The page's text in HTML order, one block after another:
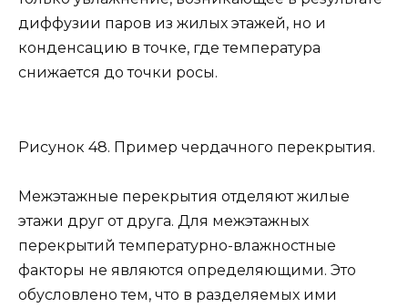
диффузии паров из жилых этажей, но и
конденсацию в точке, где температура
снижается до точки росы.
Рисунок 48. Пример чердачного перекрытия.
Межэтажные перекрытия отделяют жилые
этажи друг от друга. Для межэтажных
перекрытий температурно-влажностные
факторы не являются определяющими. Это
обусловлено тем, что в разделяемых ими